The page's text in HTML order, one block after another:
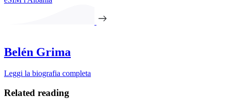
Belén Grima
Leggi la biografia completa
Related reading